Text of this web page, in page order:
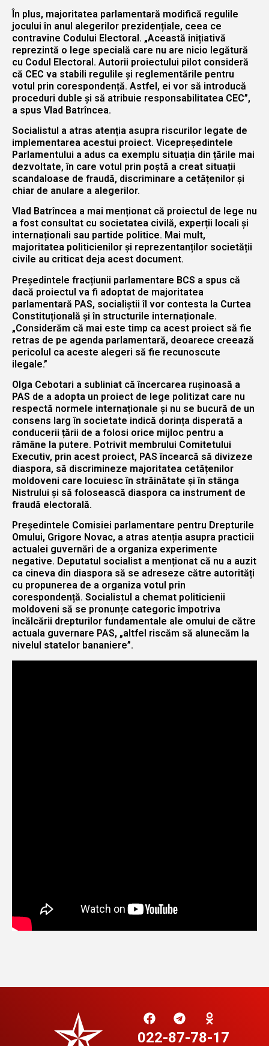
În plus, majoritatea parlamentară modifică regulile
jocului în anul alegerilor prezidențiale, ceea ce
contravine Codului Electoral. „Această inițiativă
reprezintă o lege specială care nu are nicio legătură
cu Codul Electoral. Autorii proiectului pilot consideră
că CEC va stabili regulile și reglementările pentru
votul prin corespondență. Astfel, ei vor să introducă
proceduri duble și să atribuie responsabilitatea CEC”,
a spus Vlad Batrîncea.
Socialistul a atras atenția asupra riscurilor legate de
implementarea acestui proiect. Vicepreședintele
Parlamentului a adus ca exemplu situația din țările mai
dezvoltate, în care votul prin poștă a creat situații
scandaloase de fraudă, discriminare a cetățenilor și
chiar de anulare a alegerilor.
Vlad Batrîncea a mai menționat că proiectul de lege nu
a fost consultat cu societatea civilă, experții locali și
internaționali sau partide politice. Mai mult,
majoritatea politicienilor și reprezentanților societății
civile au criticat deja acest document.
Președintele fracțiunii parlamentare BCS a spus că
dacă proiectul va fi adoptat de majoritatea
parlamentară PAS, socialiștii îl vor contesta la Curtea
Constituțională și în structurile internaționale.
„Considerăm că mai este timp ca acest proiect să fie
retras de pe agenda parlamentară, deoarece creează
pericolul ca aceste alegeri să fie recunoscute
ilegale.”
Olga Cebotari a subliniat că încercarea rușinoasă a
PAS de a adopta un proiect de lege politizat care nu
respectă normele internaționale și nu se bucură de un
consens larg în societate indică dorința disperată a
conducerii țării de a folosi orice mijloc pentru a
rămâne la putere. Potrivit membrului Comitetului
Executiv, prin acest proiect, PAS încearcă să divizeze
diaspora, să discrimineze majoritatea cetățenilor
moldoveni care locuiesc în străinătate și în stânga
Nistrului și să folosească diaspora ca instrument de
fraudă electorală.
Președintele Comisiei parlamentare pentru Drepturile
Omului, Grigore Novac, a atras atenția asupra practicii
actualei guvernări de a organiza experimente
negative. Deputatul socialist a menționat că nu a auzit
ca cineva din diaspora să se adreseze către autorități
cu propunerea de a organiza votul prin
corespondență. Socialistul a chemat politicienii
moldoveni să se pronunțe categoric împotriva
încălcării drepturilor fundamentale ale omului de către
actuala guvernare PAS, „altfel riscăm să alunecăm la
nivelul statelor bananiere”.
022-87-78-17